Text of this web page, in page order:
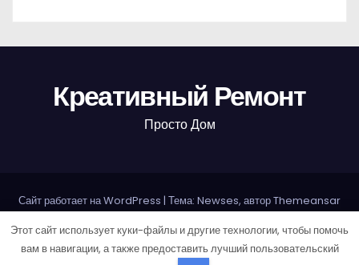
Креативный Ремонт
Просто Дом
Сайт работает на WordPress | Тема: Newses, авторThemeansar
Home Sample Page
Авторам и правообладателям
Этот сайт использует куки-файлы и другие технологии, чтобы помочь
вам в навигации, а также предоставить лучший пользовательский